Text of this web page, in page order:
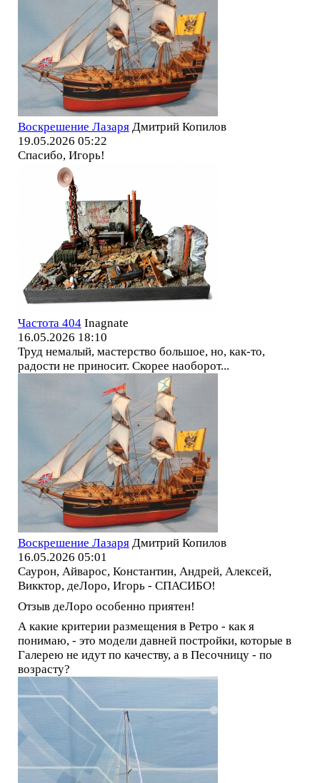
Воскрешение Лазаря Дмитрий Копилов
19.05.2026 05:22
Спасибо, Игорь!
Частота 404 Inagnate
16.05.2026 18:10
Труд немалый, мастерство большое, но, как-то,
радости не приносит. Скорее наоборот...
Воскрешение Лазаря Дмитрий Копилов
16.05.2026 05:01
Саурон, Айварос, Константин, Андрей, Алексей,
Викктор, деЛоро, Игорь - СПАСИБО!
Отзыв деЛоро особенно приятен!
А какие критерии размещения в Ретро - как я
понимаю, - это модели давней постройки, которые в
Галерею не идут по качеству, а в Песочницу - по
возрасту?